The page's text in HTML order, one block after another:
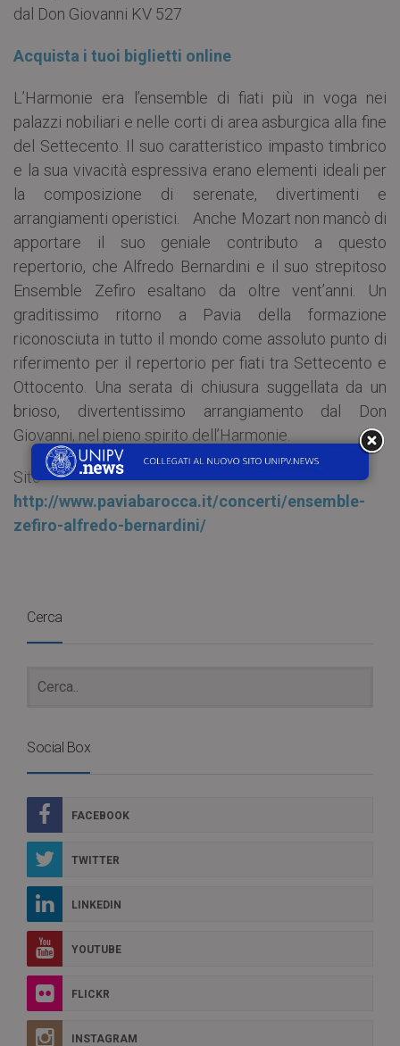
dal Don Giovanni KV 527
Acquista i tuoi biglietti online
L’Harmonie era l’ensemble di fiati più in voga nei
palazzi nobiliari e nelle corti di area asburgica alla fine
del Settecento. Il suo caratteristico impasto timbrico
e la sua vivacità espressiva erano elementi ideali per
la composizione di serenate, divertimenti e
arrangiamenti operistici. Anche Mozart non mancò di
apportare il suo geniale contributo a questo
repertorio, che Alfredo Bernardini e il suo strepitoso
Ensemble Zefiro esaltano da oltre vent’anni. Un
graditissimo ritorno a Pavia della formazione
riconosciuta in tutto il mondo come assoluto punto di
riferimento per il repertorio per fiati tra Settecento e
Ottocento. Una serata di chiusura suggellata da un
brioso, divertentissimo arrangiamento dal Don
Giovanni, nel pieno spirito dell’Harmonie.
Sito
http://www.paviabarocca.it/concerti/ensemble-
zefiro-alfredo-bernardini/
Cerca
Social Box
FACEBOOK
TWITTER
LINKEDIN
YOUTUBE
FLICKR
INSTAGRAM